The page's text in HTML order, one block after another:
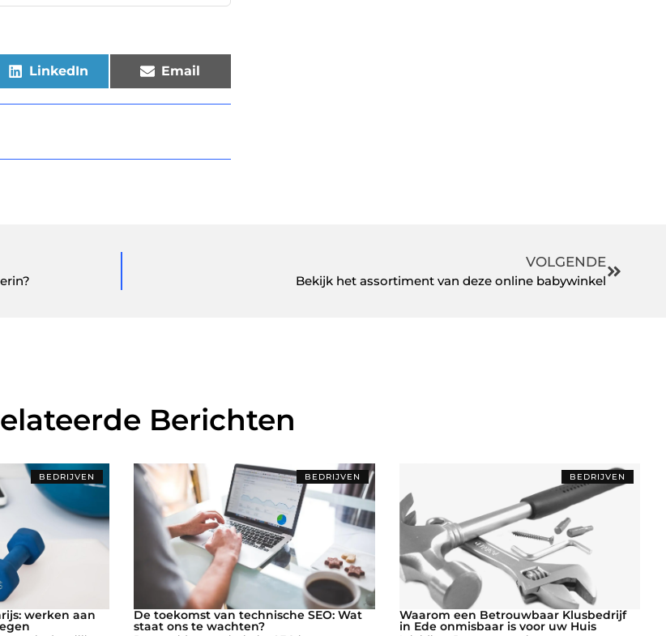
LinkedIn Email
VOLGENDE
Bekijk het assortiment van deze online babywinkel
Berichten
BEDRIJVEN
werken aan
BEDRIJVEN
De toekomst van technische SEO: Wat
staat ons te wachten?
BEDRIJVEN
Waarom een Betrouwbaar Klusbedrijf
in Ede onmisbaar is voor uw Huis